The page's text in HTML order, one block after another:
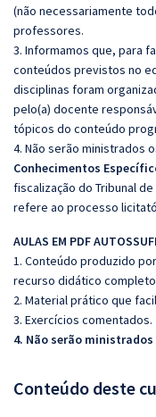
(não necessariamente
professores.
3. Informamos que, para
conteúdos previstos no
disciplinas foram
pelo(a) docente
tópicos do conteúdo
4. Não serão ministrados
Conhecimentos
fiscalização do Tribunal
refere ao processo
AULAS EM PDF
1. Conteúdo produzido
recurso didático
2. Material prático que
3. Exercícios comentados.
4. Não serão
Conteúdo deste